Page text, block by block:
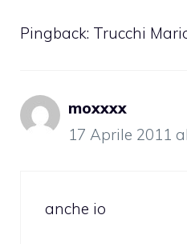
Pingback: Trucchi
moxxxx
17 Aprile 2011
anche io